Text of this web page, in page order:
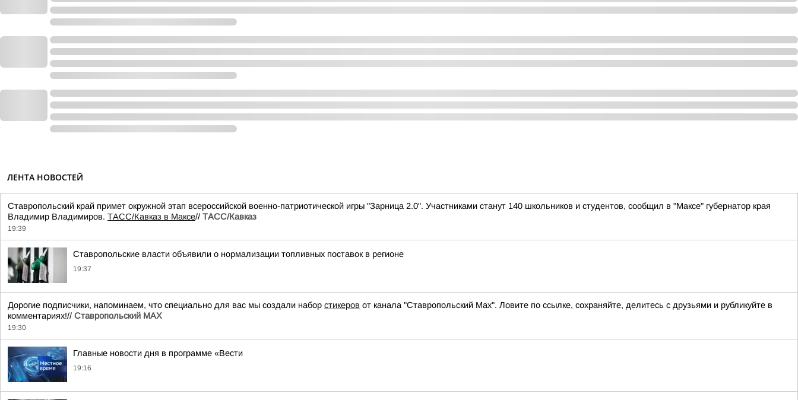
ЛЕНТА НОВОСТЕЙ
Ставропольский край примет окружной этап всероссийской военно-патриотической игры "Зарница 2.0". Участниками станут 140 школьников и студентов, сообщил в "Максе" губернатор края
Владимир Владимиров. ТАСС/Кавказ в Максе// ТАСС/Кавказ
19:39
Ставропольские власти объявили о нормализации топливных поставок в регионе
19:37
Дорогие подписчики, напоминаем, что специально для вас мы создали набор стикеров от канала "Ставропольский Max". Ловите по ссылке, сохраняйте, делитесь с друзьями и рубликуйте в
комментариях!// Ставропольский MAX
19:30
Главные новости дня в программе «Вести
19:16